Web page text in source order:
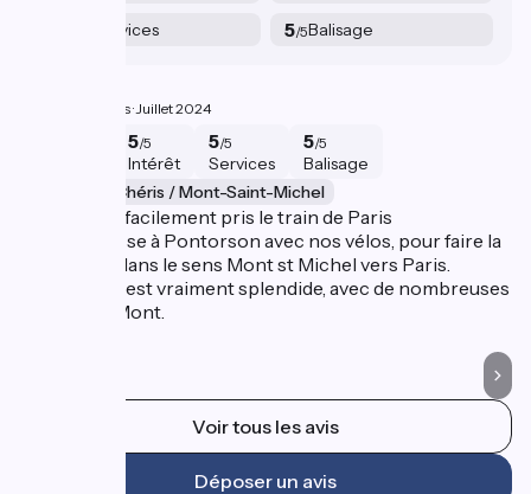
Services 5/5Balisage
Agnes · Juillet 2024
5/5
Intérêt
5/5
Services
5/5
Balisage
Ducey-lès-Chéris / Mont-Saint-Michel
Nous avons facilement pris le train de Paris
Montparnasse à Pontorson avec nos vélos, pour faire la
véloscenie dans le sens Mont st Michel vers Paris.
Cette étape est vraiment splendide, avec de nombreuses
vues sur le Mont.
Voir tous les avis
Déposer un avis